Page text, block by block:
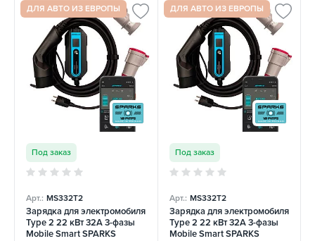
ДЛЯ АВТО ИЗ ЕВРОПЫ
Под заказ
Арт.: MS332T2
Зарядка для электромобиля
Type 2 22 кВт 32А 3-фазы
Mobile Smart SPARKS
ДЛЯ АВТО ИЗ ЕВРОПЫ
Под заказ
Арт.: MS332T2
Зарядка для электромобиля
Type 2 22 кВт 32А 3-фазы
Mobile Smart SPARKS